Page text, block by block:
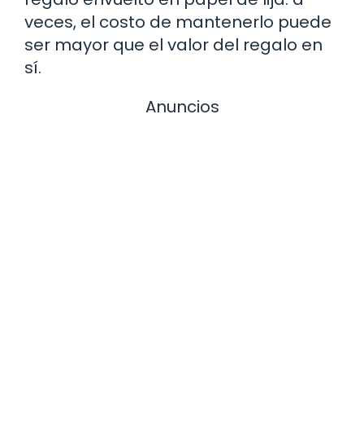
veces, el costo de mantenerlo puede
ser mayor que el valor del regalo en
sí.
Anuncios